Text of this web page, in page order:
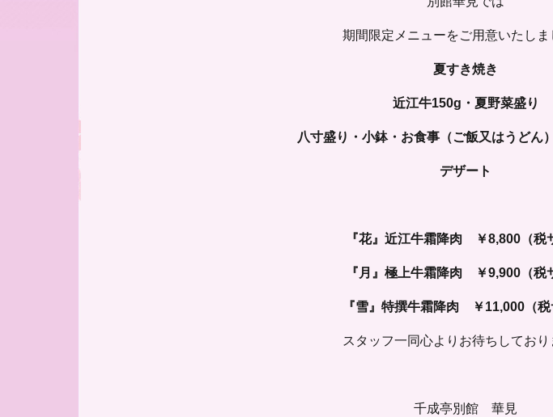
期間限定メニューをご用意いたしま
夏すき焼き
近江牛150g・夏野菜盛り
八寸盛り・小鉢・お食事（ご飯又はうどん
デザート
『花』近江牛霜降肉 ￥8,800（税
『月』極上牛霜降肉 ￥9,900（税
『雪』特撰牛霜降肉 ￥11,000（税
スタッフ一同心よりお待ちしており
千成亭別館 華見